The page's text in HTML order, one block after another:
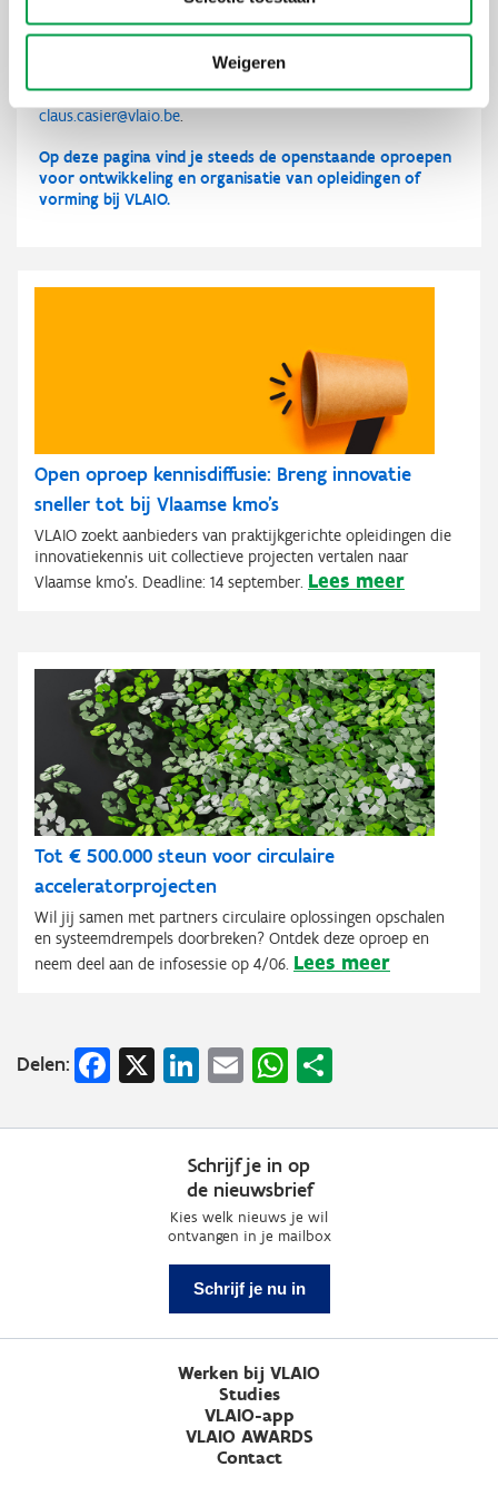
Weigeren
Dien je offerte uiterlijk woensdag 30 september 2026 om
via het federale e-procurementplatform
bestek en alle benodigde documenten zijn daar beschikbaar.
Voor inhoudelijke vragen kun je terecht bij
claus.casier@vlaio.be.
Op deze pagina vind je steeds de openstaande oproepen
voor ontwikkeling en organisatie van opleidingen of
vorming bij VLAIO.
Open oproep kennisdiffusie: Breng innovatie
sneller tot bij Vlaamse kmo’s
VLAIO zoekt aanbieders van praktijkgerichte opleidingen die
innovatiekennis uit collectieve projecten vertalen naar
Vlaamse kmo's. Deadline: 14 september. Lees meer
Tot € 500.000 steun voor circulaire
acceleratorprojecten
Wil jij samen met partners circulaire oplossingen opschalen
en systeemdrempels doorbreken? Ontdek deze oproep en
neem deel aan de infosessie op 4/06. Lees meer
Delen: Facebook
X LinkedIn
EmailWhatsApp
Schrijf je in op
de nieuwsbrief
Kies welk nieuws je wil
ontvangen in je mailbox
Schrijf je nu in
Werken bij VLAIO
Studies
VLAIO-app
VLAIO AWARDS
Contact